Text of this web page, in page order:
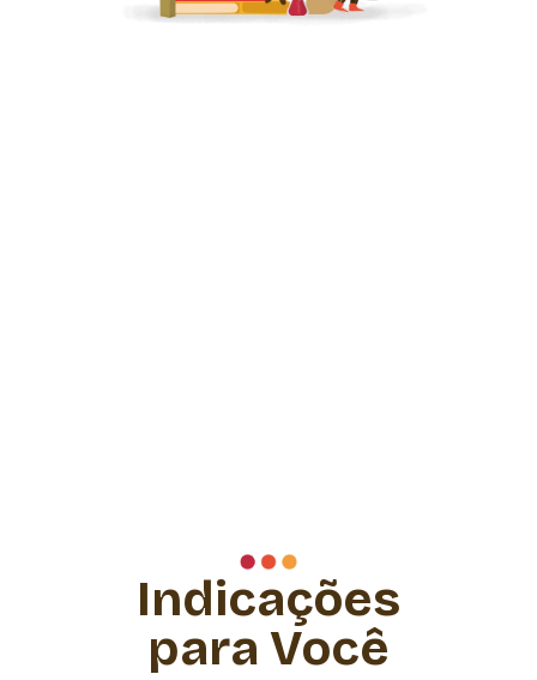
Indicações
para Você